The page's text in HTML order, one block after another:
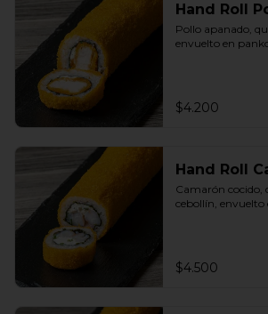
Hand Roll
Pollo apanado,
envuelto en
$4.200
Hand Roll
Camarón cocido,
cebollín,
$4.500